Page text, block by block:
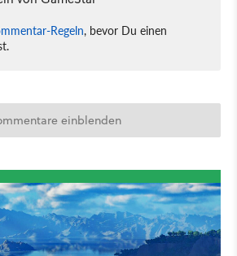
Regeln, bevor Du einen
einblenden